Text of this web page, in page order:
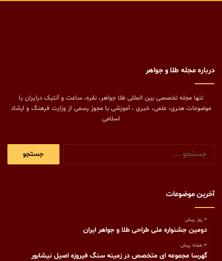
درباره مجله طلا و جواهر
تنها مجله تخصصی بین المللی طلا جواهر، نقره، ساعت و آنتیک درایران با
موضوعات هنری، علمی، خبری ، آموزشی با مجوز رسمی از وزارت فرهنگ و ارشاد
اسلامی
آخرین موضوعات
2 روز پیش
دومین جشنواره ملی طراحی طلا و جواهر ایران
3 هفته پیش
گهرسا مجموعه ای متخصص در زمینه سنگ فیروزه اصیل نیشابور